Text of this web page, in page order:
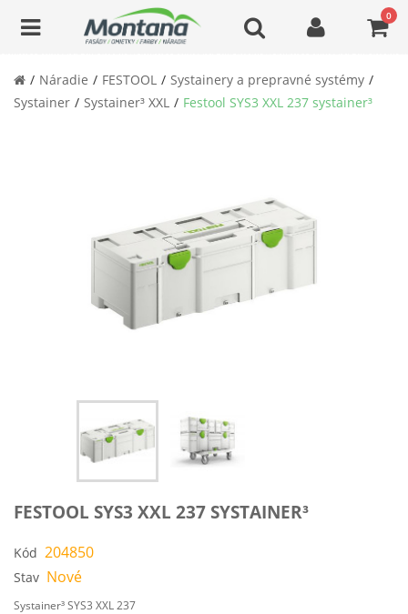
0
Náradie FESTOOL
Systainery a prepravné systémy
Systainer
Systainer³ XXL Festool SYS3 XXL 237 systainer³
FESTOOL SYS3 XXL 237 SYSTAINER³
Kód 204850
Stav Nové
Systainer³ SYS3 XXL 237